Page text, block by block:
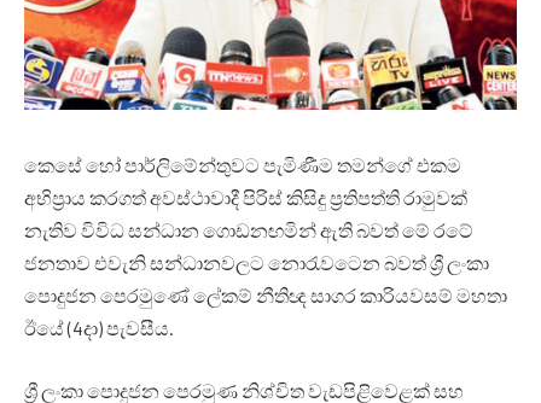
කෙසේ හෝ පාර්ලිමේන්තුවට පැමිණීම තමන්ගේ එකම
අභිප්‍රාය කරගත් අවස්ථාවාදී පිරිස් කිසිදු ප්‍රතිපත්ති රාමුවක්
නැතිව විවිධ සන්ධාන ගොඩනඟමින් ඇති බවත් මේ රටේ
ජනතාව එවැනි සන්ධානවලට නොරැවටෙන බවත් ශ්‍රී ලංකා
පොදුජන පෙරමුණේ ලේකම් නීතිඥ සාගර කාරියවසම් මහතා
ඊයේ (4දා) පැවසීය.
ශ්‍රී ලංකා පොදුජන පෙරමුණ නිශ්චිත වැඩපිළිවෙළක් සහ